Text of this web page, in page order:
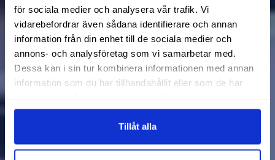
för sociala medier och analysera vår trafik. Vi
vidarebefordrar även sådana identifierare och annan
information från din enhet till de sociala medier och
annons- och analysföretag som vi samarbetar med.
Dessa kan i sin tur kombinera informationen med annan
information som du har tillhandahållit eller som de har
Tillåt alla